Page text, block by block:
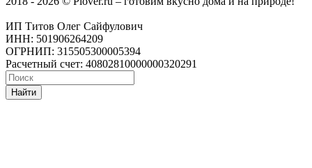
ИП Титов Олег Сайфулович
ИНН: 501906264209
ОГРНИП: 315505300005394
Расчетный счет: 40802810000000320291
Найти